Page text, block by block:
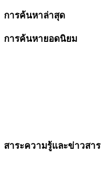
การค้นหาล่าสุด
การค้นหายอดนิยม
สาระความรู้และข่าวสาร